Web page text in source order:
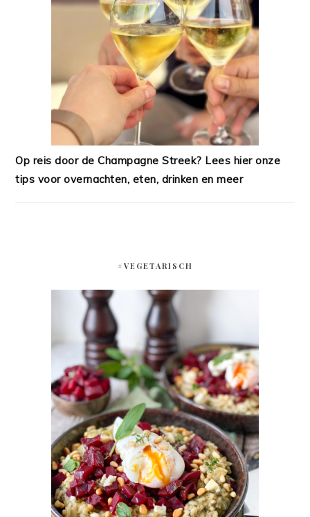
Op reis door de Champagne Streek? Lees hier onze
tips voor overnachten, eten, drinken en meer
#VEGETARISCH